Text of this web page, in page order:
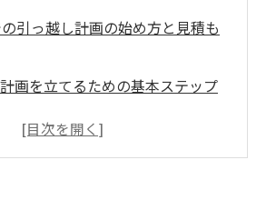
引っ越し計画の始め方と見積も
画を立てるための基本ステップ
る見積もりの取り方